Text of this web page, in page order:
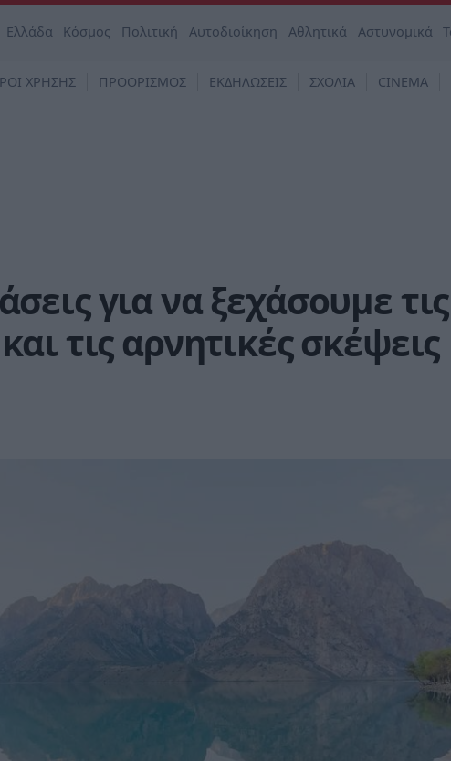
Ελλάδα Κόσμος Πολιτική Αυτοδιοίκηση Αθλητικά Αστυνομικά
ΧΡΗΣΗΣ ΠΡΟΟΡΙΣΜΟΣ ΕΚΔΗΛΩΣΕΙΣ ΣΧΟΛΙΑ CINEMA
για να ξεχάσουμε τις
τις αρνητικές σκέψεις